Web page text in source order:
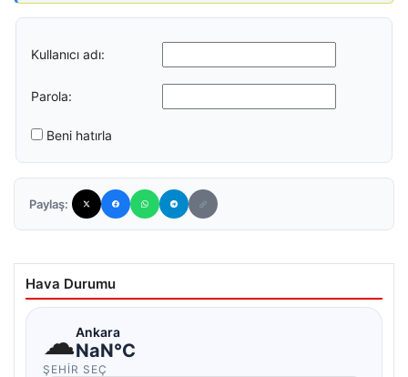
Kullanıcı adı:
Parola:
Beni hatırla
Paylaş:
Hava Durumu
☁Ankara
NaN°C
ŞEHIR SEÇ